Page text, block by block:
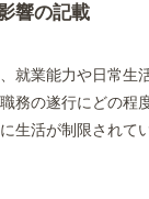
響の記載
就業能力や日常生
務の遂行にどの程
生活が制限されて